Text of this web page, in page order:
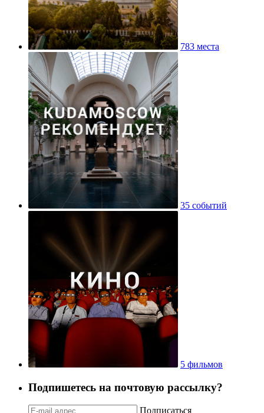
783 места
35 событий
5 фильмов
Подпишетесь на почтовую рассылку?
Подписаться